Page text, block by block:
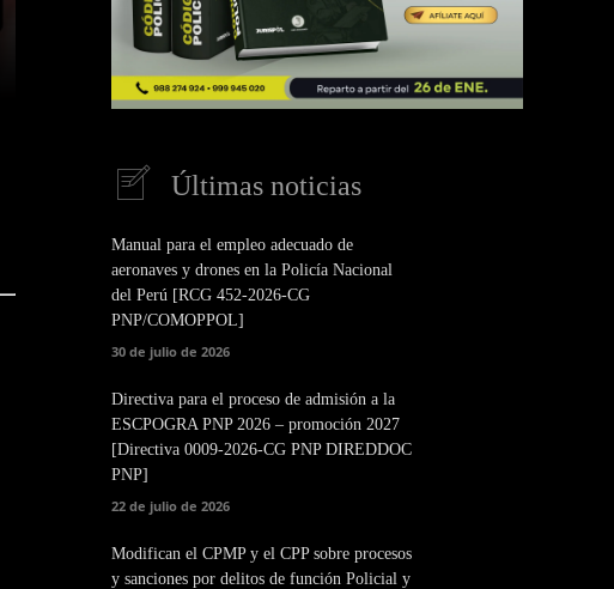
Últimas noticias
Manual para el empleo adecuado de
aeronaves y drones en la Policía Nacional
del Perú [RCG 452-2026-CG
PNP/COMOPPOL]
30 de julio de 2026
Directiva para el proceso de admisión a la
ESCPOGRA PNP 2026 – promoción 2027
[Directiva 0009-2026-CG PNP DIREDDOC
PNP]
22 de julio de 2026
Modifican el CPMP y el CPP sobre procesos
y sanciones por delitos de función Policial y